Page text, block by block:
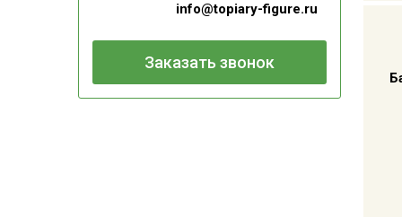
info@topiary-figure.ru
Заказать звонок